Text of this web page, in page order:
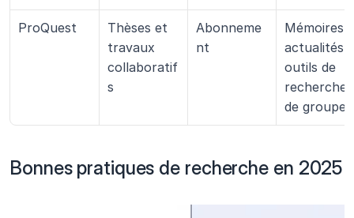
ProQuest
Thèses et
travaux
collaboratif
s
Abonneme
nt
Mémoires,
actualités,
outils de
recherche
de groupe
Bonnes pratiques de recherche en 2025